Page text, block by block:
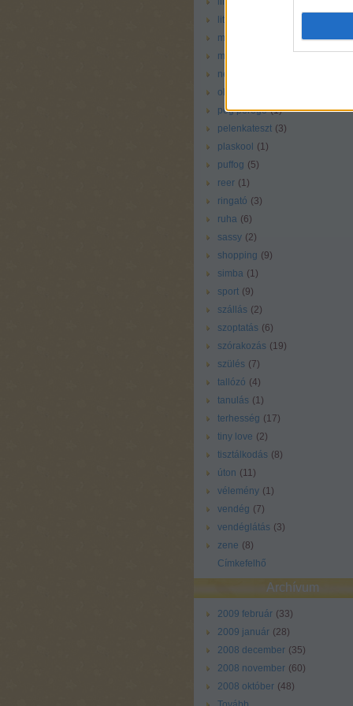
little tikes
magazin
még vállalható
nem rossz
oltás
peg perego (1)
pelenkateszt (3)
plaskool
(1)
puffog (5)
reer (1)
ringató (3)
ruha (6)
sassy (2)
shopping (9)
simba (1)
sport (9)
szállás (2)
szoptatás (6)
szórakozás (19)
szülés (7)
tallózó (4)
tanulás (1)
terhesség (17)
tiny love (2)
tisztálkodás (8)
úton (11)
vélemény (1)
vendég (7)
vendéglátás (3)
zene (8)
Címkefelhő
Archívum
2009 február (33)
2009 január (28)
2008 december (35)
2008 november (60)
2008 október (48)